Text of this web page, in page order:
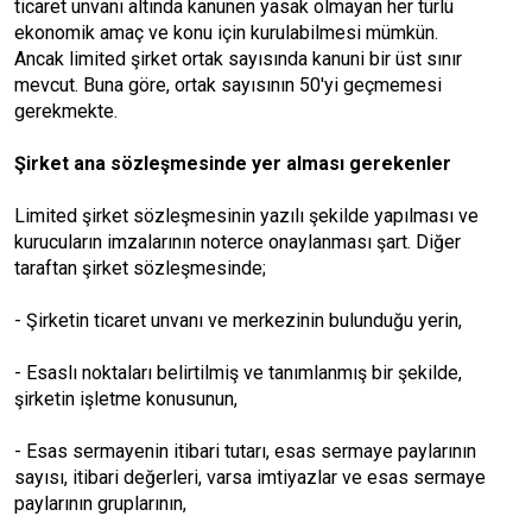
ticaret unvanı altında kanunen yasak olmayan her türlü
ekonomik amaç ve konu için kurulabilmesi mümkün.
Ancak limited şirket ortak sayısında kanuni bir üst sınır
mevcut. Buna göre, ortak sayısının 50'yi geçmemesi
gerekmekte.
Şirket ana sözleşmesinde yer alması gerekenler
Limited şirket sözleşmesinin yazılı şekilde yapılması ve
kurucuların imzalarının noterce onaylanması şart. Diğer
taraftan şirket sözleşmesinde;
- Şirketin ticaret unvanı ve merkezinin bulunduğu yerin,
- Esaslı noktaları belirtilmiş ve tanımlanmış bir şekilde,
şirketin işletme konusunun,
- Esas sermayenin itibari tutarı, esas sermaye paylarının
sayısı, itibari değerleri, varsa imtiyazlar ve esas sermaye
paylarının gruplarının,